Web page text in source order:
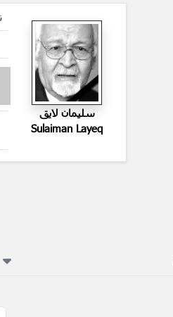
سليمان لايق
Sulaiman Layeq